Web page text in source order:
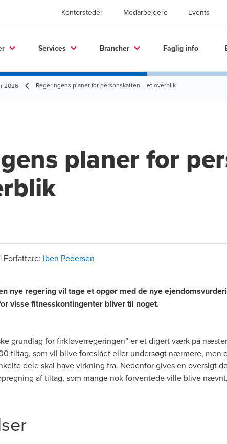
Kontorsteder Medarbejdere Events
Services Brancher Faglig info
2026 Regeringens planer for personskatten – et overblik
planer for
| Forfattere: Iben Pedersen
nye regering vil tage et opgør med de nye
visse fitnesskontingenter bliver til noget.
grundlag for firkløverregeringen” er et digert værk på
tiltag, som vil blive foreslået eller undersøgt nærmere, men
dele skal have virkning fra. Nedenfor gives en oversigt
af tiltag, som mange nok forventede ville blive